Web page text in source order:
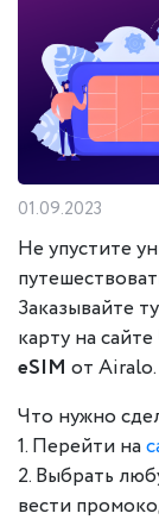
01.09.2023
Не упустите
Заказывайте
карту на
eSIM от Airalo.
Что нужно
1. Перейти на
2. Выбрать
вести